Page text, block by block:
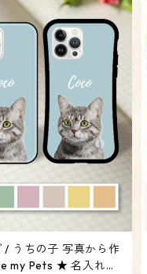
/ うちの子 写真から作
my Pets ★ 名入れ可